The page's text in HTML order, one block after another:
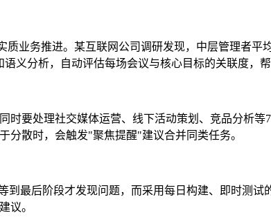
业务推进。某互联网公司调研发现，中层管理者平
义分析，自动评估每场会议与核心目标的关联度，
要处理社交媒体运营、线下活动策划、竞品分析等
分散时，会触发"聚焦提醒"建议合并同类任务。
最后阶段才发现问题，而采用每日构建、即时测试
议。